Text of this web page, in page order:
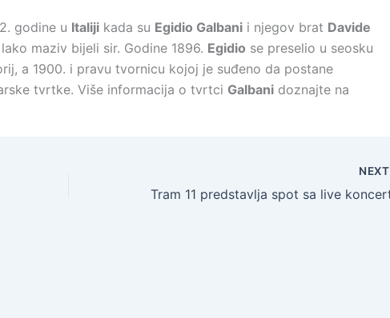
godine u Italiji kada su Egidio Galbani i njegov brat Davide
maziv bijeli sir. Godine 1896. Egidio se preselio u seosku
a 1900. i pravu tvornicu kojoj je suđeno da postane
tvrtke. Više informacija o tvrtci Galbani doznajte na
NEXT